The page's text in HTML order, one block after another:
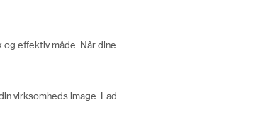
effektiv måde. Når dine
virksomheds image. Lad